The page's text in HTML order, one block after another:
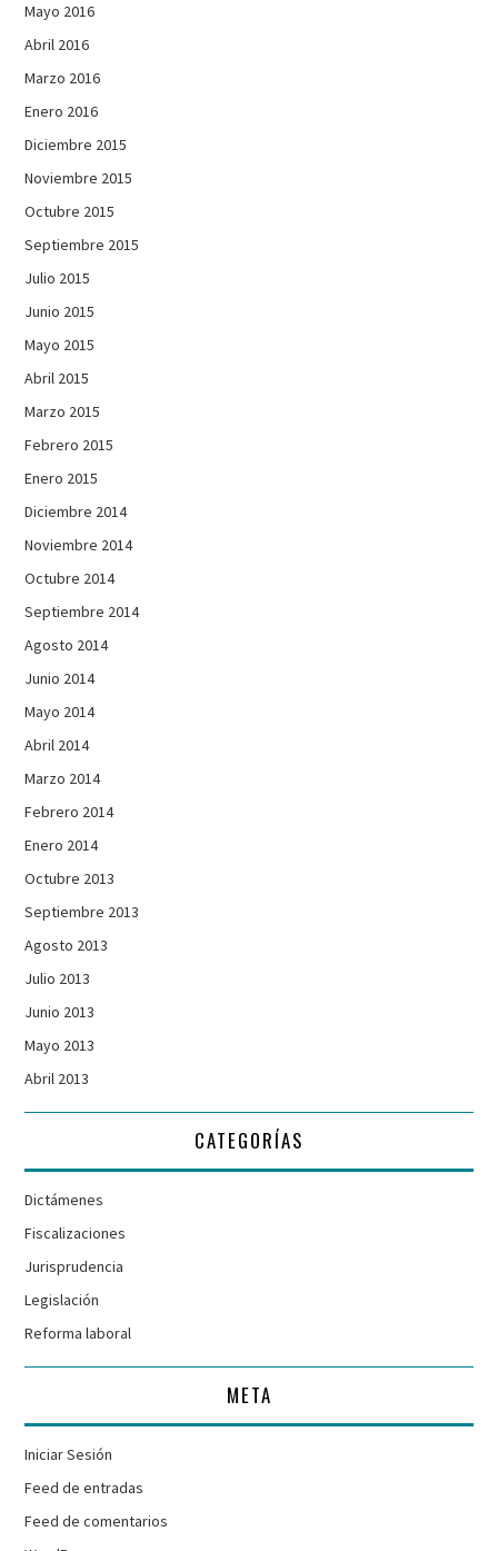
Mayo 2016
Abril 2016
Marzo 2016
Enero 2016
Diciembre 2015
Noviembre 2015
Octubre 2015
Septiembre 2015
Julio 2015
Junio 2015
Mayo 2015
Abril 2015
Marzo 2015
Febrero 2015
Enero 2015
Diciembre 2014
Noviembre 2014
Octubre 2014
Septiembre 2014
Agosto 2014
Junio 2014
Mayo 2014
Abril 2014
Marzo 2014
Febrero 2014
Enero 2014
Octubre 2013
Septiembre 2013
Agosto 2013
Julio 2013
Junio 2013
Mayo 2013
Abril 2013
CATEGORÍAS
Dictámenes
Fiscalizaciones
Jurisprudencia
Legislación
Reforma laboral
META
Iniciar Sesión
Feed de entradas
Feed de comentarios